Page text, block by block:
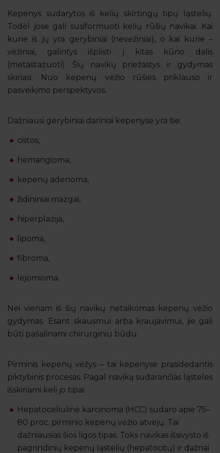
Kepenys sudarytos iš kelių skirtingų tipų ląstelių.
Todėl jose gali susiformuoti kelių rūšių navikai. Kai
kurie iš jų yra gerybiniai (nevėžiniai), o kai kurie –
vėžiniai, galintys išplisti į kitas kūno dalis
(metastazuoti). Šių navikų priežastys ir gydymas
skiriasi. Nuo kepenų vėžio rūšies priklauso ir
pasveikimo perspektyvos.
Dažniausi gerybiniai dariniai kepenyse yra šie:
cistos,
hemangioma,
kepenų adenoma,
židininiai mazgai,
hiperplazija,
lipoma,
fibroma,
lejomioma.
Nei vienam iš šių navikų netaikomas kepenų vėžio
gydymas. Esant skausmui arba kraujavimui, jie gali
būti pašalinami chirurginiu būdu.
Pirminis kepenų vėžys – tai kepenyse prasidedantis
piktybinis procesas. Pagal naviką sudarančias ląsteles
išskiriami keli jo tipai:
Hepatoceliulinė karcinoma (HCC) sudaro apie 75–
80 proc. pirminio kepenų vėžio atvejų. Tai
dažniausias šios ligos tipas. Toks navikas išsivysto iš
pagrindinių kepenų ląstelių (hepatocitų) ir dažnai